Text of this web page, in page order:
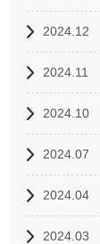
2024.12
2024.11
2024.10
2024.07
2024.04
2024.03